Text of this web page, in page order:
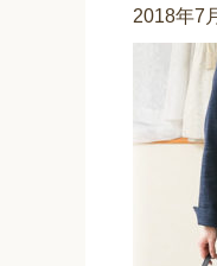
2018年7